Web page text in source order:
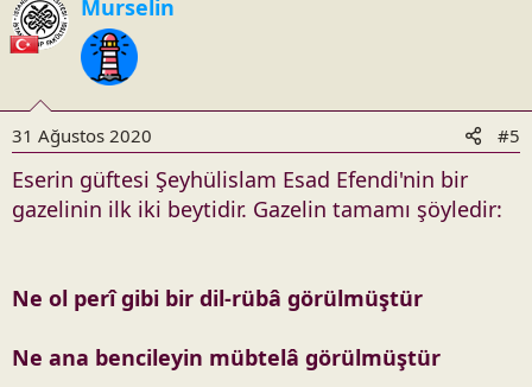
t
i
s
:
Murselin
31 Ağustos 2020 #5
Eserin güftesi Şeyhülislam Esad Efendi'nin bir
gazelinin ilk iki beytidir. Gazelin tamamı şöyledir:
Ne ol perî gibi bir dil-rübâ görülmüştür
Ne ana bencileyin mübtelâ görülmüştür